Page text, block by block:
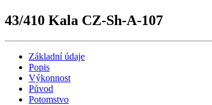
43/410 Kala CZ-Sh-A-107
Základní údaje
Popis
Výkonnost
Původ
Potomstvo